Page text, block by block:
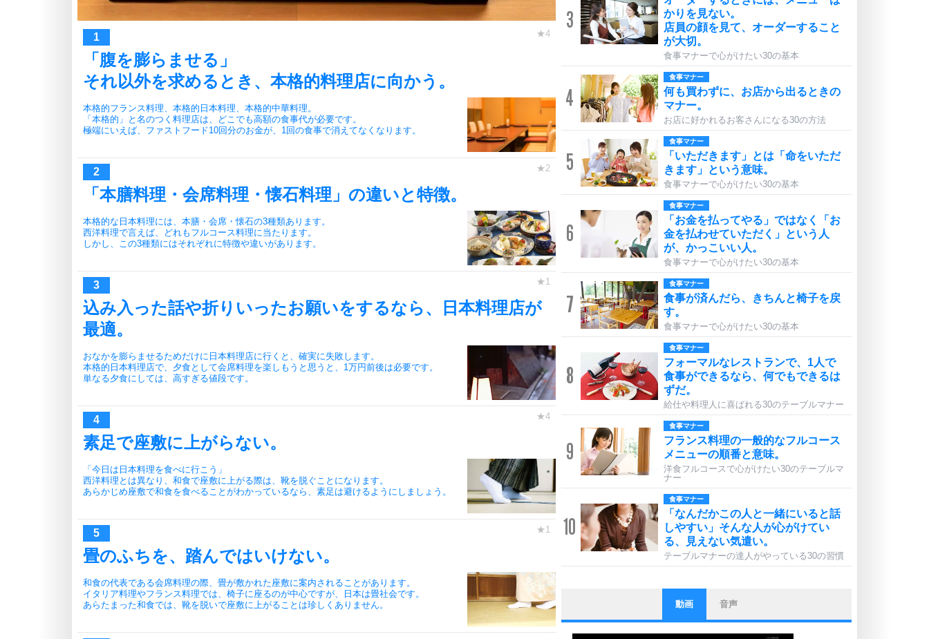
「腹を膨らませる」
それ以外を求めるとき、本格的料理店に向かう。
本格的フランス料理、本格的日本料理、本格的中華料理。
「本格的」と名のつく料理店は、どこでも高額の食事代が必要です。
極端にいえば、ファストフード10回分のお金が、1回の食事で消えてなくなります。
「本膳料理・会席料理・懐石料理」の違いと特徴。
本格的な日本料理には、本膳・会席・懐石の3種類あります。
西洋料理で言えば、どれもフルコース料理に当たります。
しかし、この3種類にはそれぞれに特徴や違いがあります。
込み入った話や折りいったお願いをするなら、日本料理店が
最適。
おなかを膨らませるためだけに日本料理店に行くと、確実に失敗します。
本格的日本料理店で、夕食として会席料理を楽しもうと思うと、1万円前後は必要です。
単なる夕食にしては、高すぎる値段です。
素足で座敷に上がらない。
「今日は日本料理を食べに行こう」
西洋料理とは異なり、和食で座敷に上がる際は、靴を脱ぐことになります。
あらかじめ座敷で和食を食べることがわかっているなら、素足は避けるようにしましょう。
畳のふちを、踏んではいけない。
和食の代表である会席料理の際、畳が敷かれた座敷に案内されることがあります。
イタリア料理やフランス料理では、椅子に座るのが中心ですが、日本は畳社会です。
あらたまった和食では、靴を脱いで座敷に上がることは珍しくありません。
3
かりを見ない。
店員の顔を見て、オーダーすること
が大切。
食事マナーで心がけたい30の基本
4
食事マナー
何も買わずに、お店から出るときの
マナー。
お店に好かれるお客さんになる30の方法
5
食事マナー
「いただきます」とは「命をいただ
きます」という意味。
食事マナーで心がけたい30の基本
6
食事マナー
「お金を払ってやる」ではなく「お
金を払わせていただく」という人
が、かっこいい人。
食事マナーで心がけたい30の基本
7
食事マナー
食事が済んだら、きちんと椅子を戻
す。
食事マナーで心がけたい30の基本
8
食事マナー
フォーマルなレストランで、1人で
食事ができるなら、何でもできるは
ずだ。
給仕や料理人に喜ばれる30のテーブルマナー
9
食事マナー
フランス料理の一般的なフルコース
メニューの順番と意味。
洋食フルコースで心がけたい30のテーブルマ
ナー
10
食事マナー
「なんだかこの人と一緒にいると話
しやすい」そんな人が心がけてい
る、見えない気遣い。
テーブルマナーの達人がやっている30の習慣
1
ストレス対策
他人と比べない。
いっそのこと、他人を見ない。
動画 音声